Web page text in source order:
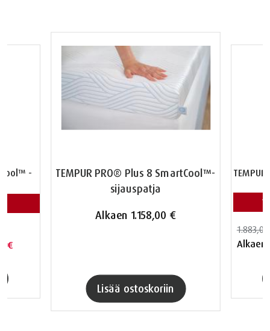
-
€
TEMPUR PRO® Plus 8 SmartCool™-
sijauspatja
Alkaen 1.158,00 €
Lisää ostoskoriin
Alkaen